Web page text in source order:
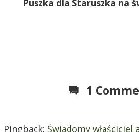
w
p
Puszka dla Staruszka na
1
Pingback: Świadomy właściciel